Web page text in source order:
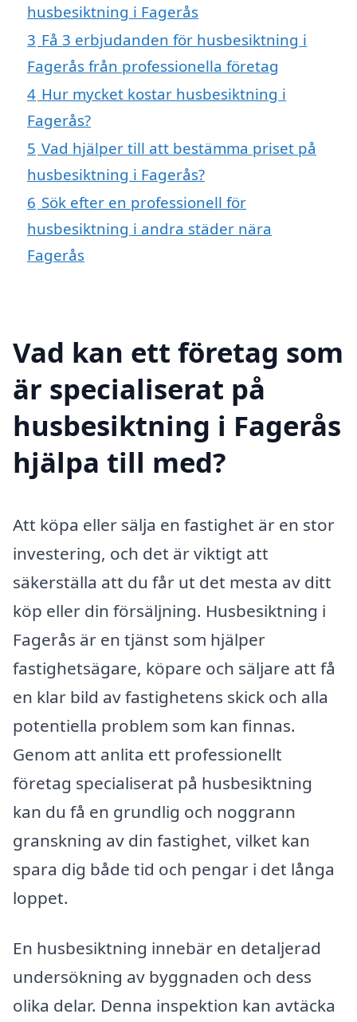
husbesiktning i Fagerås
3 Få 3 erbjudanden för husbesiktning i
Fagerås från professionella företag
4 Hur mycket kostar husbesiktning i
Fagerås?
5 Vad hjälper till att bestämma priset på
husbesiktning i Fagerås?
6 Sök efter en professionell för
husbesiktning i andra städer nära
Fagerås
Vad kan ett företag som
är specialiserat på
husbesiktning i Fagerås
hjälpa till med?
Att köpa eller sälja en fastighet är en stor
investering, och det är viktigt att
säkerställa att du får ut det mesta av ditt
köp eller din försäljning. Husbesiktning i
Fagerås är en tjänst som hjälper
fastighetsägare, köpare och säljare att få
en klar bild av fastighetens skick och alla
potentiella problem som kan finnas.
Genom att anlita ett professionellt
företag specialiserat på husbesiktning
kan du få en grundlig och noggrann
granskning av din fastighet, vilket kan
spara dig både tid och pengar i det långa
loppet.
En husbesiktning innebär en detaljerad
undersökning av byggnaden och dess
olika delar. Denna inspektion kan avtäcka